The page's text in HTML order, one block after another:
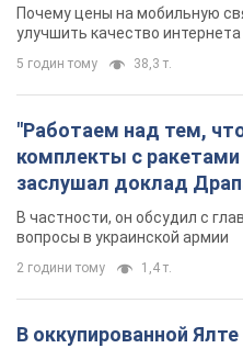
Почему цены на мобильную
улучшить качество
5 годин тому 38,3 т.
"Работаем над тем,
комплекты с
заслушал доклад
новых мерах
В частности, он обсудил с
вопросы в украинской армии
2 години тому 1,4 т.
В оккупированной